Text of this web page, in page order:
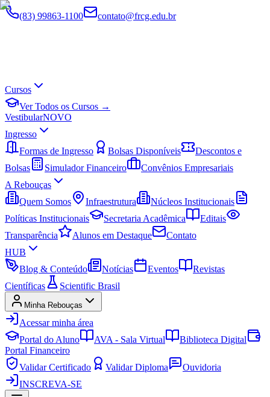
(83) 99863-1100 contato@frcg.edu.br
Cursos
Ver Todos os Cursos →
VestibularNOVO
Ingresso
Formas de Ingresso
Bolsas Disponíveis
Descontos e
Bolsas
Simulador Financeiro
Convênios Empresariais
A Rebouças
Quem Somos
Infraestrutura
Núcleos Institucionais
Políticas Institucionais
Secretaria Acadêmica
Editais
Transparência
Alunos em Destaque
Contato
HUB
Blog & Conteúdo
Notícias Eventos
Revistas
Científicas
Scientific Brasil
Minha Rebouças
Acessar minha área
Portal do Aluno
AVA - Sala Virtual
Biblioteca Digital
Portal Financeiro
Validar Certificado
Validar Diploma
Ouvidoria
INSCREVA-SE